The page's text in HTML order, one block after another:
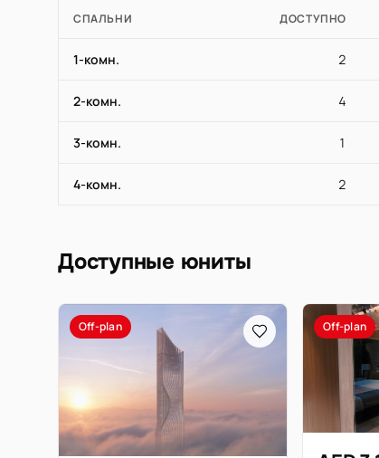
СПАЛЬНИ ДОСТУПНО
1-комн. 2
2-комн. 4
3-комн. 1
4-комн. 2
Доступные юниты
Off-plan Off-plan